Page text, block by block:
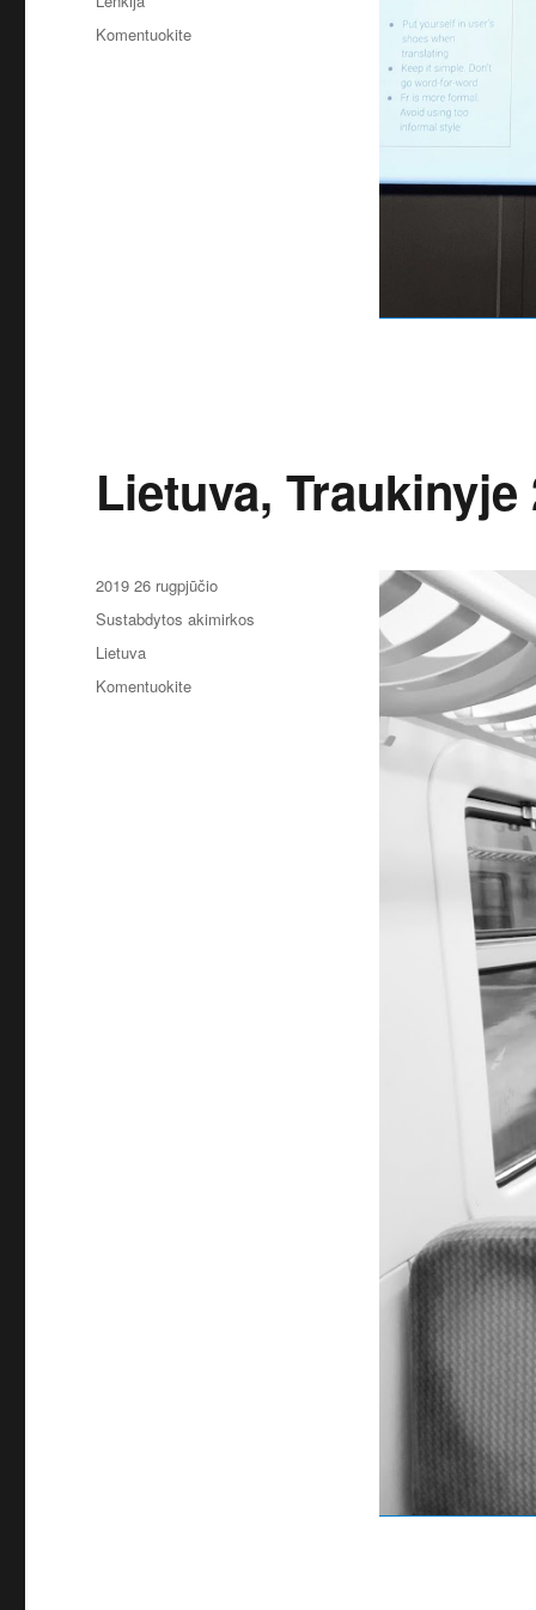
Komentuokiteįrašą
Lietuva, Traukinyje
Paskelbta
2019 26 rugpjūčio
Kategorijos
Sustabdytos akimirkos
Žymos
Lietuva
Komentuokiteįrašą